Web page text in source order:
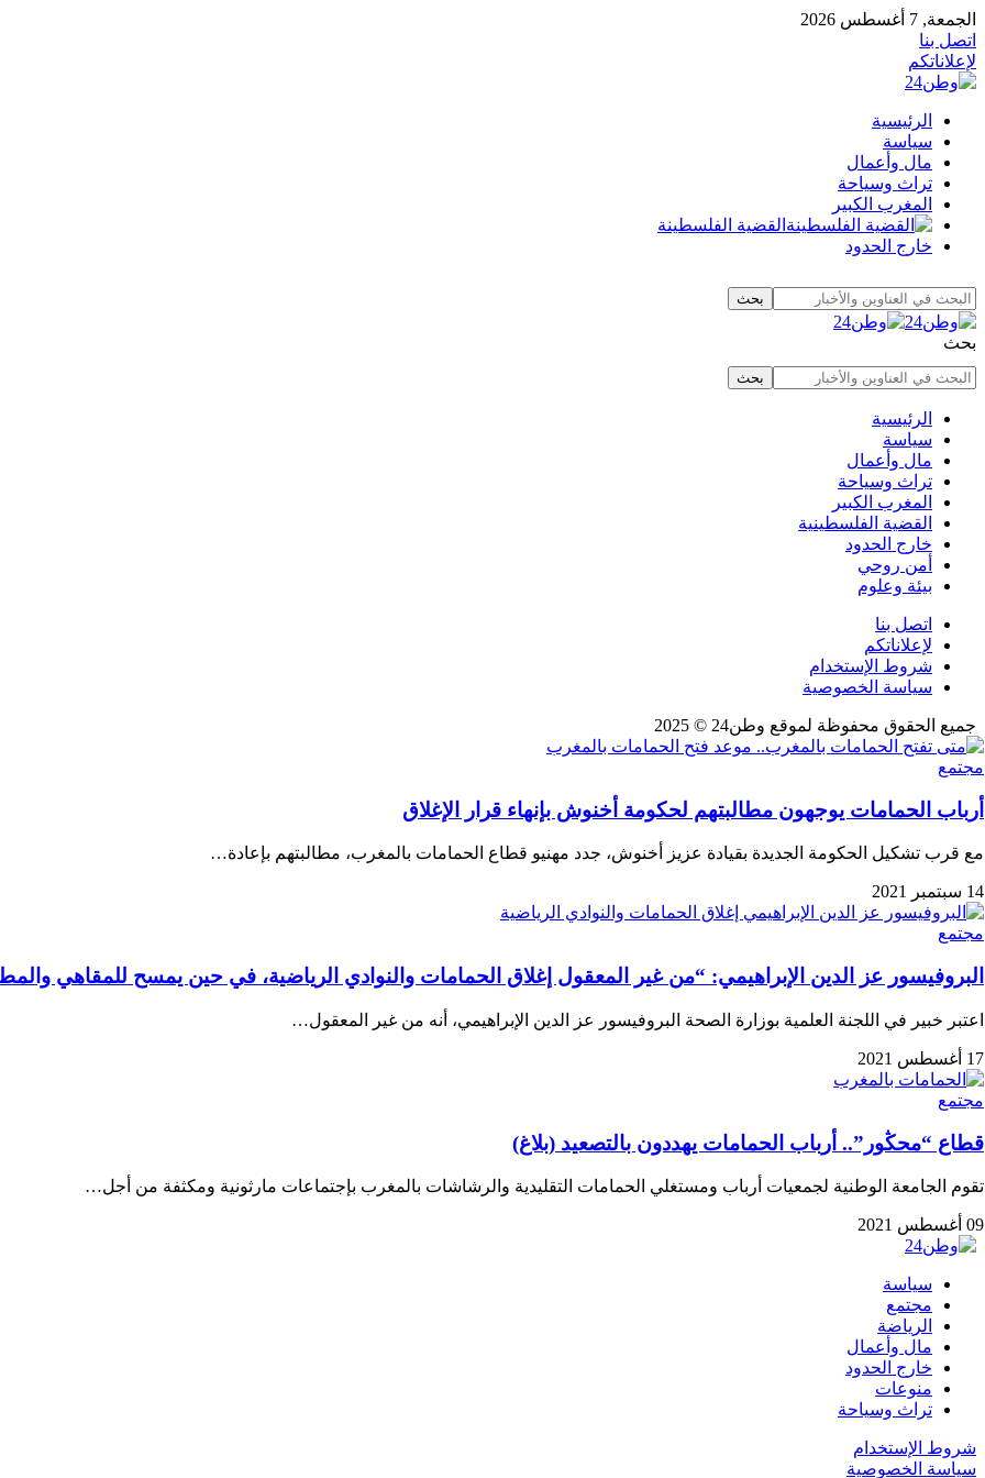
الجمعة, 7 أغسطس 2026
اتصل بنا
لإعلاناتكم
الرئيسية
سياسة
مال وأعمال
تراث وسياحة
المغرب الكبير
القضية الفلسطينة
خارج الحدود
بحث
الرئيسية
سياسة
مال وأعمال
تراث وسياحة
المغرب الكبير
القضية الفلسطينية
خارج الحدود
أمن روحي
بيئة وعلوم
اتصل بنا
لإعلاناتكم
شروط الإستخدام
سياسة الخصوصية
جميع الحقوق محفوظة لموقع وطن24 © 2025
مجتمع
أرباب الحمامات يوجهون مطالبتهم لحكومة أخنوش بإنهاء قرار الإغلاق
مع قرب تشكيل الحكومة الجديدة بقيادة عزيز أخنوش، جدد مهنيو قطاع الحمامات بالمغرب، مطالبتهم بإعادة…
14 سبتمبر 2021
مجتمع
البروفيسور عز الدين الإبراهيمي: “من غير المعقول إغلاق الحمامات والنوادي الرياضية، في حين يمسح للمقاهي
اعتبر خبير في اللجنة العلمية بوزارة الصحة البروفيسور عز الدين الإبراهيمي، أنه من غير المعقول…
17 أغسطس 2021
مجتمع
قطاع “محڭور”.. أرباب الحمامات يهددون بالتصعيد (بلاغ)
تقوم الجامعة الوطنية لجمعيات أرباب ومستغلي الحمامات التقليدية والرشاشات بالمغرب بإجتماعات مارثونية ومكثفة من أجل…
09 أغسطس 2021
سياسة
مجتمع
الرياضة
مال وأعمال
خارج الحدود
منوعات
تراث وسياحة
شروط الإستخدام
سياسة الخصوصية